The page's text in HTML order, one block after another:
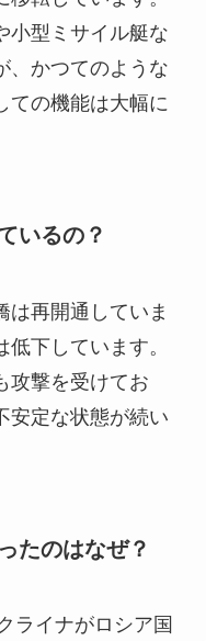
小型ミサイル艇な
、かつてのような
ての機能は大幅に
いるの？
は再開通していま
下しています。
攻撃を受けてお
安定な状態が続い
たのはなぜ？
ライナがロシア国